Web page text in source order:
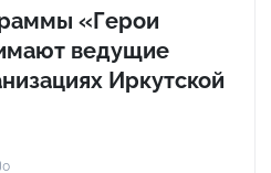
«Герои
ведущие
Иркутской
0